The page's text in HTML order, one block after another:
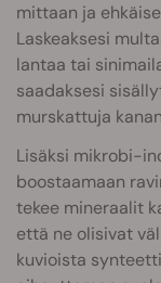
mittaan ja
Laskeaksesi
lantaa tai
saadaksesi
murskattuja
Lisäksi mikrobi-
boostaamaan
tekee mineraalit
että ne olisivat
kuvioista